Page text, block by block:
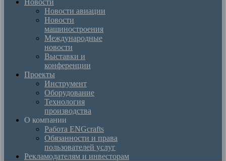
Новости
Новости авиации
Новости
машиностроения
Международные
новости
Выставки и
конференции
Проекты
Инструмент
Оборудование
Технология
производства
О компании
Работа ENGcrafts
Обязанности и права
пользователей услуг
Рекламодателям и инвесторам